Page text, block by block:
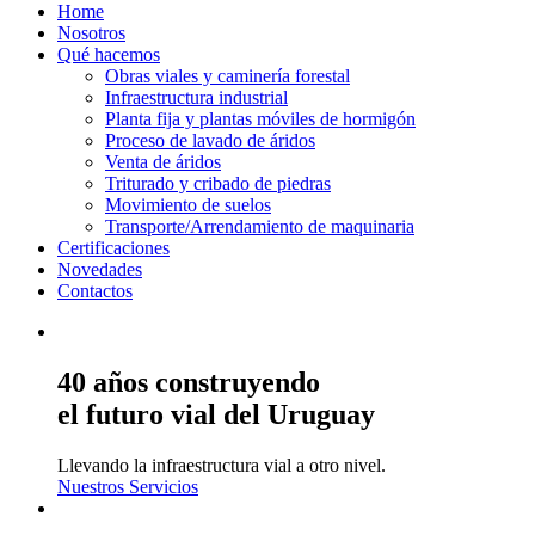
Home
Nosotros
Qué hacemos
Obras viales y caminería forestal
Infraestructura industrial
Planta fija y plantas móviles de hormigón
Proceso de lavado de áridos
Venta de áridos
Triturado y cribado de piedras
Movimiento de suelos
Transporte/Arrendamiento de maquinaria
Certificaciones
Novedades
Contactos
40 años construyendo
el futuro vial del Uruguay
Llevando la infraestructura vial a otro nivel.
Nuestros Servicios